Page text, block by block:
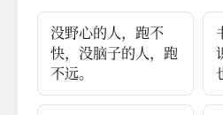
没野心的人，跑不
快，没脑子的人，跑
不远。